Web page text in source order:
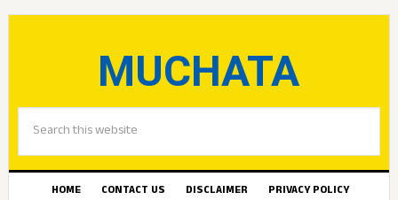
MUCHATA
HOME CONTACT US DISCLAIMER PRIVACY POLICY